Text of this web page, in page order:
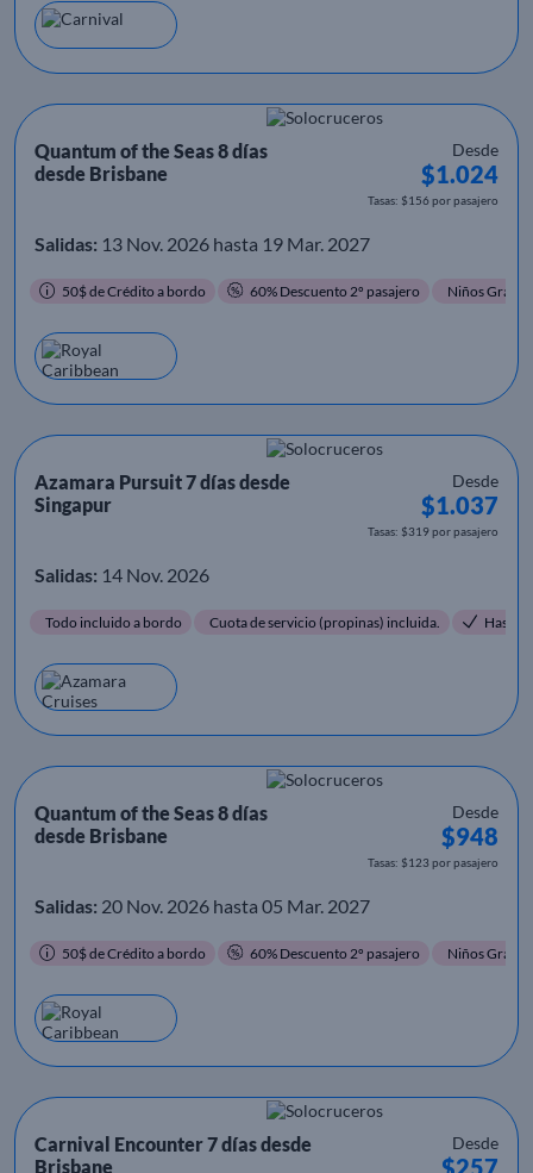
Quantum of the Seas 8 días
desde Brisbane
Desde
$1.024
Tasas: $156 por pasajero
Salidas: 13 Nov. 2026 hasta 19 Mar. 2027
50$ de Crédito a bordo 60% Descuento 2º pasajero Niños Gratis
Azamara Pursuit 7 días desde
Singapur
Desde
$1.037
Tasas: $319 por pasajero
Salidas: 14 Nov. 2026
Todo incluido a bordo Cuota de servicio (propinas) incluida. Hasta
Quantum of the Seas 8 días
desde Brisbane
Desde
$948
Tasas: $123 por pasajero
Salidas: 20 Nov. 2026 hasta 05 Mar. 2027
50$ de Crédito a bordo 60% Descuento 2º pasajero Niños Gratis
Carnival Encounter 7 días desde
Brisbane
Desde
$257